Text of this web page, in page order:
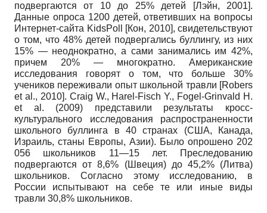
подвергаются от 10 до 25% детей [Лэйн, 2001].
Данные опроса 1200 детей, ответивших на вопросы
Интернет-сайта KidsPoll
[Кон, 2010], свидетельствуют
о том, что 48% детей подвергались буллингу, из них
15% — неоднократно, а сами занимались им 42%,
причем 20% — многократно. Американские
исследования говорят о том, что больше 30%
учеников переживали опыт школьной травли [Robers
et al ., 2010]. Craig W., Harel-Fisch Y., Fogel-Grinvald H.
et al. (2009) представили результаты кросс-
культурального исследования распространенности
школьного буллинга в 40 странах (США, Канада,
Израиль, станы Европы, Азии). Было опрошено 202
056 школьников 11—15 лет. Преследованию
подвергаются от 8,6% (Швеция) до 45,2% (Литва)
школьников. Согласно этому исследованию, в
России испытывают на себе те или иные виды
травли 30,8% школьников.